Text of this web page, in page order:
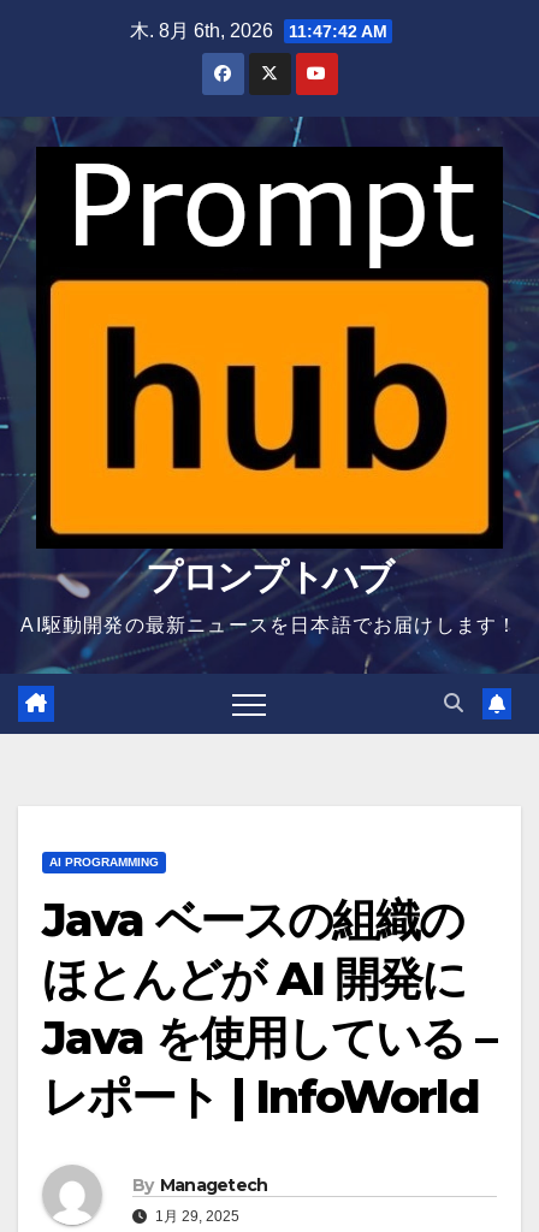
木. 8月 6th, 2026 11:47:43 AM
プロンプトハブ
AI駆動開発の最新ニュースを日本語でお届けします！
AI PROGRAMMING
Java ベースの組織の
ほとんどが AI 開発に
Java を使用している –
レポート | InfoWorld
By Managetech
1月 29, 2025